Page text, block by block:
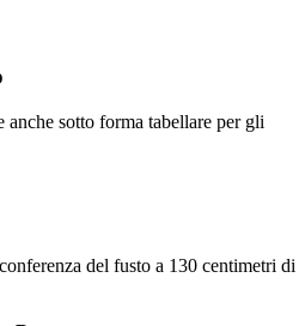
sotto forma tabellare per gli
del fusto a 130 centimetri di